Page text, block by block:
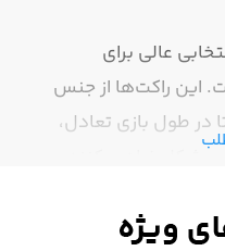
عالی برای
این راکت‌ها از جنس
طول بازی تعادل،
شکل فراهم کنند.
خستگی کمتری احساس